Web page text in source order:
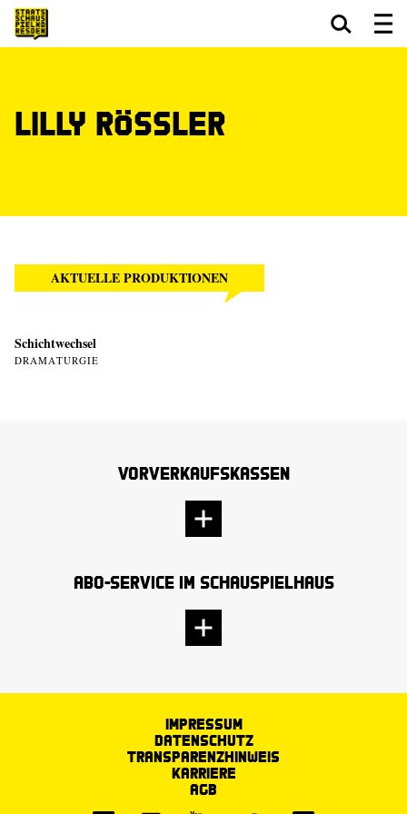
Lilly Rößler
AKTUELLE PRODUKTIONEN
Schichtwechsel
DRAMATURGIE
Vorverkaufskassen
Abo-Service im Schauspielhaus
Impressum
Datenschutz
Transparenzhinweis
Karriere
AGB